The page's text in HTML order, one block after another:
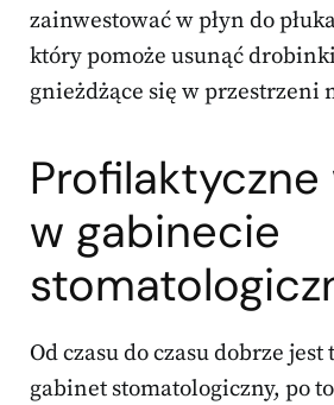
zainwestować w płyn do
który pomoże usunąć
gnieżdżące się w przestrzeni
w gabinecie
Od czasu do czasu dobrze
gabinet stomatologiczny, po